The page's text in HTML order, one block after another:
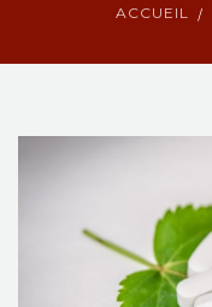
CONTACT
ACCUEIL